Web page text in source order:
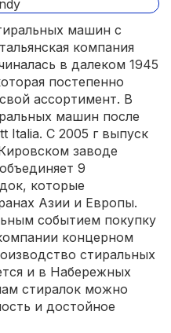
машин с
компания
в далеком 1945
постепенно
ассортимент. В
машин после
Italia. С 2005 г выпуск
заводе
9
которые
Азии и Европы.
событием покупку
концерном
стиральных
и в Набережных
стиралок можно
и достойное